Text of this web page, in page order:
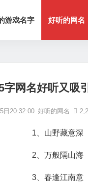
游戏名字 好听的网名
字网名好听又吸
日20:32:00 好听的网名
1、山野藏意深
2、万般隔山海
3、春逢江南意